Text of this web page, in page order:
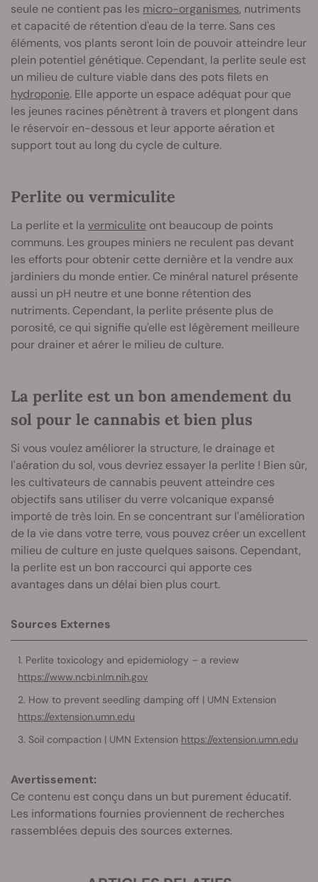
seule ne contient pas les micro-organismes, nutriments
et capacité de rétention d'eau de la terre. Sans ces
éléments, vos plants seront loin de pouvoir atteindre leur
plein potentiel génétique. Cependant, la perlite seule est
un milieu de culture viable dans des pots filets en
hydroponie. Elle apporte un espace adéquat pour que
les jeunes racines pénètrent à travers et plongent dans
le réservoir en-dessous et leur apporte aération et
support tout au long du cycle de culture.
Perlite ou vermiculite
La perlite et la vermiculite ont beaucoup de points
communs. Les groupes miniers ne reculent pas devant
les efforts pour obtenir cette dernière et la vendre aux
jardiniers du monde entier. Ce minéral naturel présente
aussi un pH neutre et une bonne rétention des
nutriments. Cependant, la perlite présente plus de
porosité, ce qui signifie qu'elle est légèrement meilleure
pour drainer et aérer le milieu de culture.
La perlite est un bon amendement du
sol pour le cannabis et bien plus
Si vous voulez améliorer la structure, le drainage et
l'aération du sol, vous devriez essayer la perlite ! Bien sûr,
les cultivateurs de cannabis peuvent atteindre ces
objectifs sans utiliser du verre volcanique expansé
importé de très loin. En se concentrant sur l'amélioration
de la vie dans votre terre, vous pouvez créer un excellent
milieu de culture en juste quelques saisons. Cependant,
la perlite est un bon raccourci qui apporte ces
avantages dans un délai bien plus court.
Sources Externes
Perlite toxicology and epidemiology – a review
https://www.ncbi.nlm.nih.gov
How to prevent seedling damping off | UMN Extension
https://extension.umn.edu
Soil compaction | UMN Extension https://extension.umn.edu
Avertissement:
Ce contenu est conçu dans un but purement éducatif.
Les informations fournies proviennent de recherches
rassemblées depuis des sources externes.